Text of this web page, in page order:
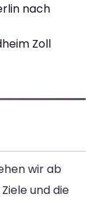
nach
Zoll
wir ab
und die